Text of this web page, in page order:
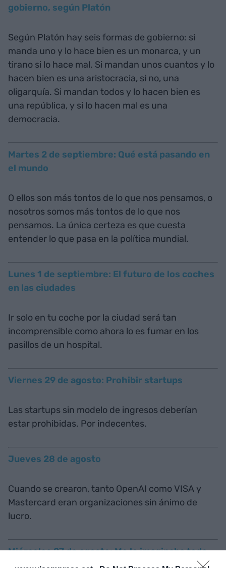
gobierno, según Platón
Según Platón hay seis formas de gobierno: si
manda uno y lo hace bien es un monarca, y un
tirano si lo hace mal. Si mandan unos cuantos y lo
hacen bien es una aristocracia, si no, una
oligarquía. Si mandan todos y lo hacen bien es
una república, y si lo hacen mal es una
democracia.
Martes 2 de septiembre: Qué está pasando en
el mundo
O ellos son más tontos de lo que nos pensamos, o
nosotros somos más tontos de lo que nos
pensamos. La única certeza es que cuesta
entender lo que pasa en la política mundial.
Lunes 1 de septiembre: El futuro de los coches
en las ciudades
Ir solo en tu coche por la ciudad será tan
incomprensible como ahora lo es fumar en los
pasillos de un hospital.
Viernes 29 de agosto: Prohibir startups
Las startups sin modelo de ingresos deberían
estar prohibidas. Por indecentes.
Jueves 28 de agosto
Cuando se crearon, tanto OpenAI como VISA y
Mastercard eran organizaciones sin ánimo de
lucro.
Miércoles 27 de agosto: Me lo imaginaba todo
mucho más grande